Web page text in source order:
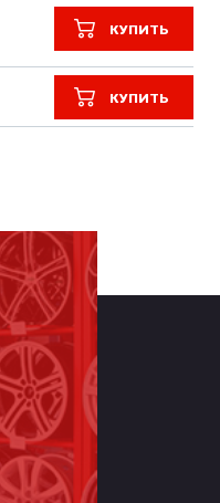
КУПИТЬ
КУПИТЬ